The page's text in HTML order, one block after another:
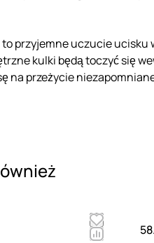
przyjemne uczucie
kulki będą toczyć się
na przeżycie